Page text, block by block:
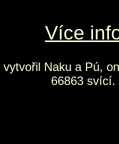
Více
vytvořil Naku a Pú,
66863 svící.